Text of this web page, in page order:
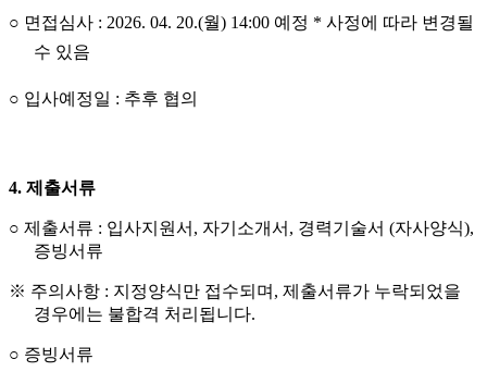
○ 면접심사 : 2026. 04. 20.(월) 14:00 예정 * 사정에 따라 변경될
수 있음
○ 입사예정일 : 추후 협의
4. 제출서류
○ 제출서류 : 입사지원서 , 자기소개서 , 경력기술서 (자사양식),
증빙서류
※ 주의사항 : 지정양식만 접수되며 , 제출서류가 누락되었을
경우에는 불합격 처리됩니다.
○ 증빙서류